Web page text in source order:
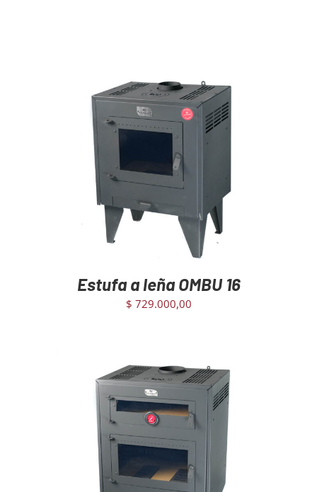
AGREGAR AL CARRITO
Estufa a leña OMBU 16
$ 729.000,00
AGREGAR AL CARRITO DETAILS